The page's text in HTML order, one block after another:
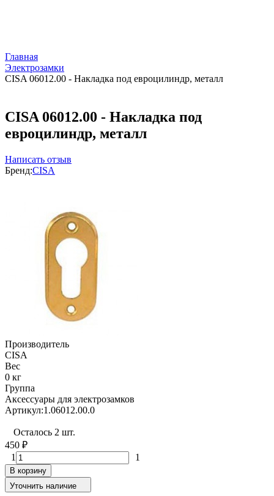
Главная
Электрозамки
CISA 06012.00 - Накладка под евроцилиндр, металл
CISA 06012.00 - Накладка под
евроцилиндр, металл
Написать отзыв
Бренд:CISA
Производитель
CISA
Вес
0 кг
Группа
Аксессуары для электрозамков
Артикул:1.06012.00.0
Осталось 2 шт.
450 ₽
1
1
В корзину
Уточнить наличие